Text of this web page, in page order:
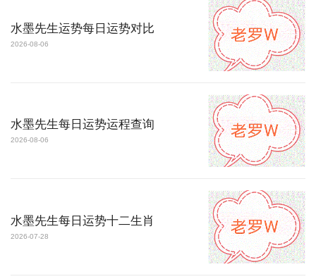
水墨先生运势每日运势对比
2026-08-06
水墨先生每日运势运程查询
2026-08-06
水墨先生每日运势十二生肖
2026-07-28